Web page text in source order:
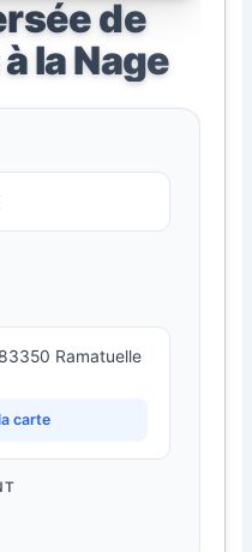
de
la Nage
Ramatuelle
carte